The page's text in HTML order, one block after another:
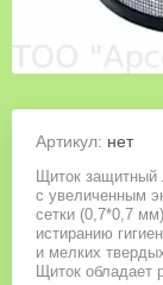
Артикул: нет
Щиток
с увеличенным
сетки (0,7*0,7
истиранию
и мелких
Щиток обладает